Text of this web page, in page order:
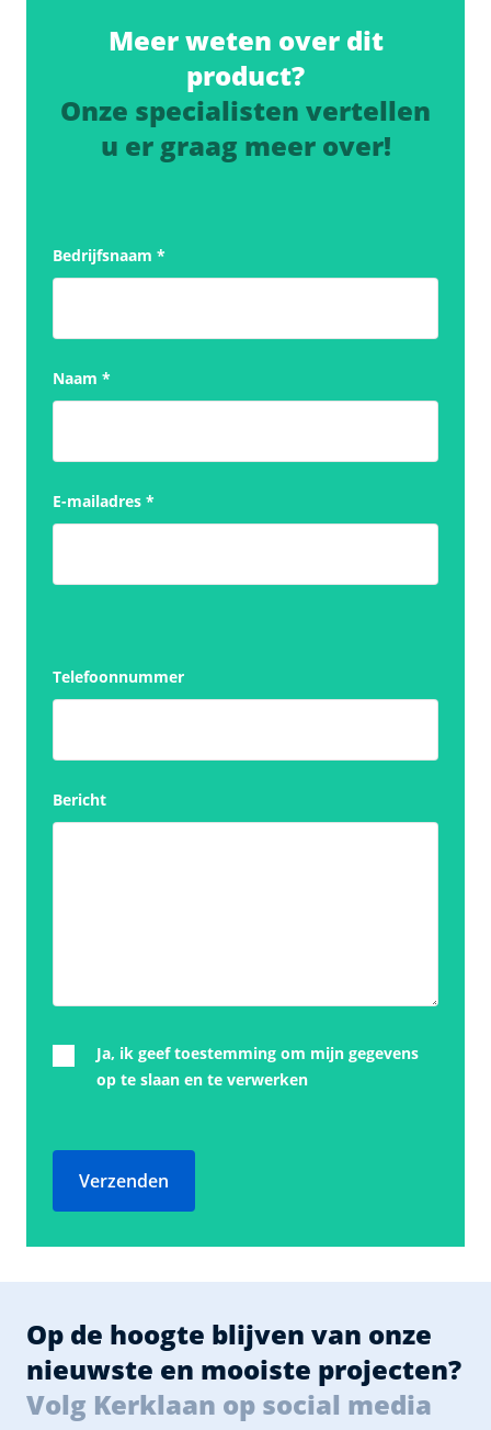
Meer weten over dit
product?
Onze specialisten vertellen
u er graag meer over!
Bedrijfsnaam *
Naam *
E-mailadres *
Telefoonnummer
Bericht
Ja, ik geef toestemming om mijn gegevens
op te slaan en te verwerken
Verzenden
Op de hoogte blijven van onze
nieuwste en mooiste projecten?
Volg Kerklaan op social media